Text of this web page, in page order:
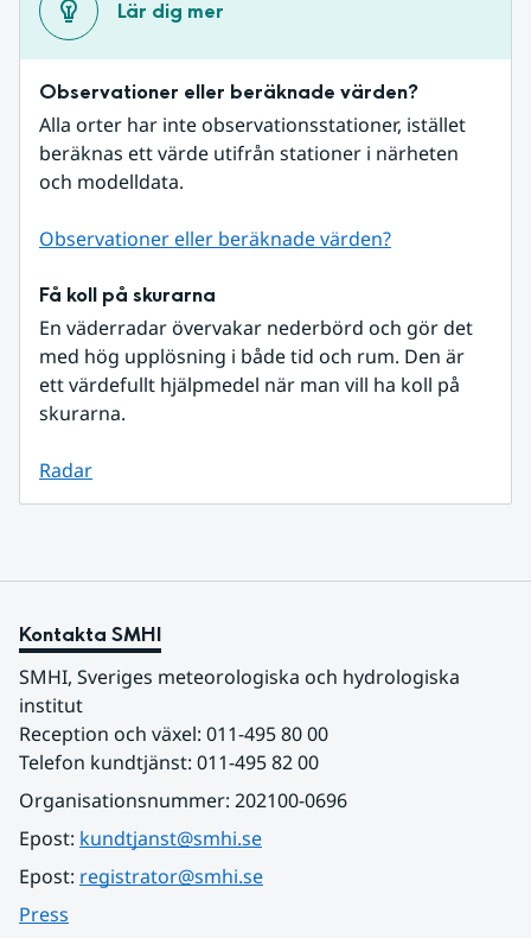
Lär dig mer
Observationer eller beräknade värden?
Alla orter har inte observationsstationer, istället
beräknas ett värde utifrån stationer i närheten
och modelldata.
Observationer eller beräknade värden?
Få koll på skurarna
En väderradar övervakar nederbörd och gör det
med hög upplösning i både tid och rum. Den är
ett värdefullt hjälpmedel när man vill ha koll på
skurarna.
Radar
Kontakta SMHI
SMHI, Sveriges meteorologiska och hydrologiska
institut
Reception och växel: 011-495 80 00
Telefon kundtjänst: 011-495 82 00
Organisationsnummer: 202100-0696
Epost: kundtjanst@smhi.se
Epost: registrator@smhi.se
Press